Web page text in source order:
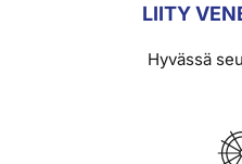
LIITY
Hyvässä